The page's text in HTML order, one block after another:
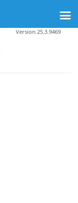
Version 25.3.9469